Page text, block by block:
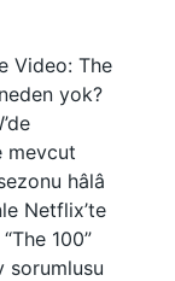
Video: The
yok?
mevcut
hâlâ
Netflix’te
100”
sorumlusu